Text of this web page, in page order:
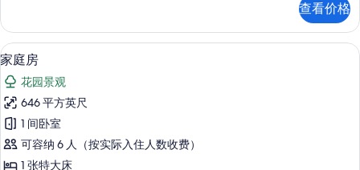
海
景
的
所
有
照
片
人
入
住）,
海
景
更
多
信
息
查看价格
显
示
家
庭
房
的
4
家庭房
花园景观
646 平方英尺
1 间卧室
可容纳 6 人（按实际入住人数收费）
1 张特大床